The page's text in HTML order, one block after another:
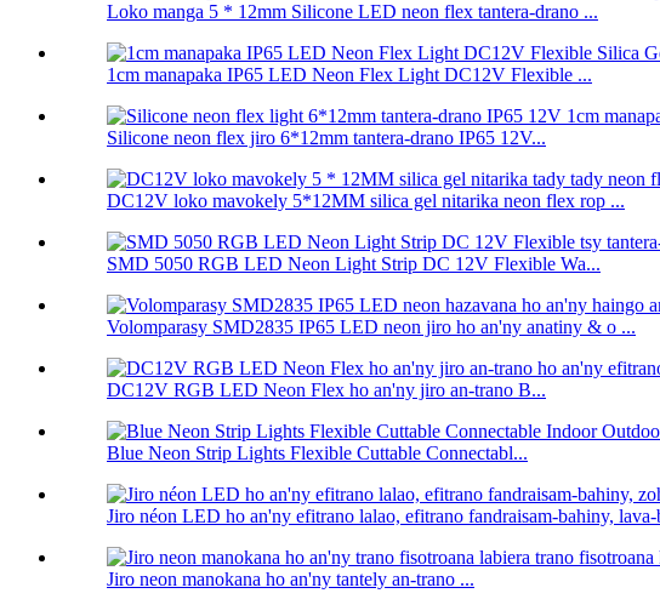
Loko manga 5 * 12mm Silicone LED neon flex tantera-drano ...
1cm manapaka IP65 LED Neon Flex Light DC12V Flexible ...
Silicone neon flex jiro 6*12mm tantera-drano IP65 12V...
DC12V loko mavokely 5*12MM silica gel nitarika neon flex rop ...
SMD 5050 RGB LED Neon Light Strip DC 12V Flexible Wa...
Volomparasy SMD2835 IP65 LED neon jiro ho an'ny anatiny & o ...
DC12V RGB LED Neon Flex ho an'ny jiro an-trano B...
Blue Neon Strip Lights Flexible Cuttable Connectabl...
Jiro néon LED ho an'ny efitrano lalao, efitrano fandraisam-bahiny, lava-
Jiro neon manokana ho an'ny tantely an-trano ...